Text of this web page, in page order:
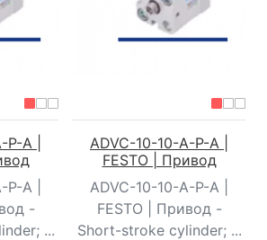
A |
A |
-
...
ADVC-10-10-A-P-A |
FESTO | Привод
ADVC-10-10-A-P-A |
FESTO | Привод -
Short-stroke cylinder; ...